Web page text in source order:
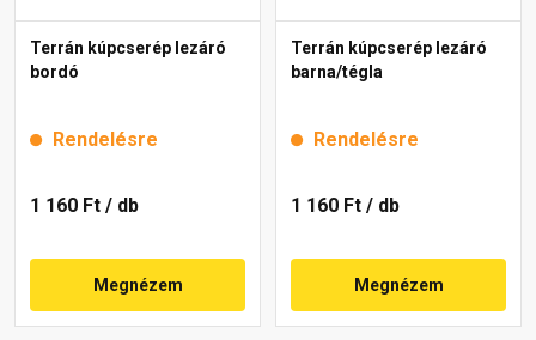
Terrán kúpcserép lezáró
bordó
Rendelésre
1 160 Ft / db
Megnézem
Terrán kúpcserép lezáró
barna/tégla
Rendelésre
1 160 Ft / db
Megnézem